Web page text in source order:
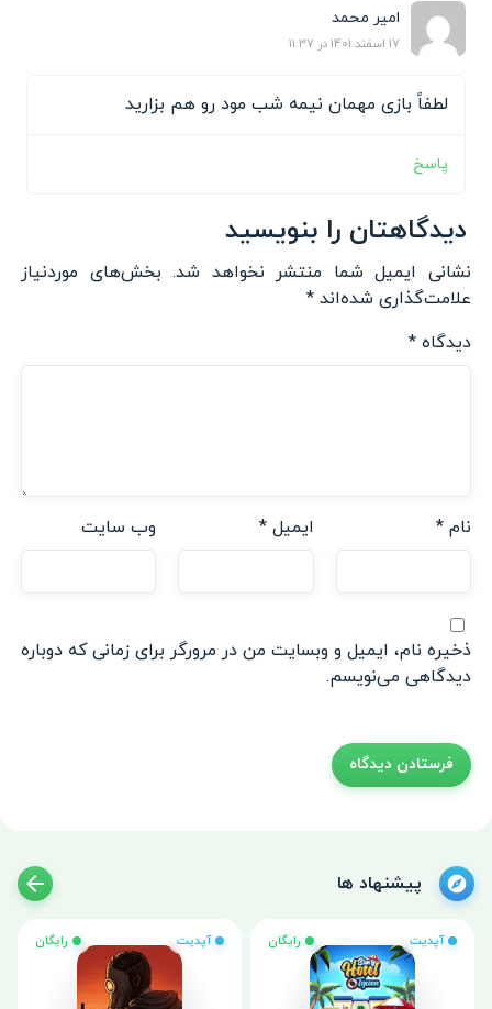
امیر محمد
17 اسفند 1401 در 11:37
لطفاً بازی مهمان نیمه شب مود رو هم بزارید
پاسخ
دیدگاهتان را بنویسید
نشانی ایمیل شما منتشر نخواهد شد. بخش‌های موردنیاز
علامت‌گذاری شده‌اند *
دیدگاه *
نام * ایمیل* وب‌ سایت
ذخیره نام، ایمیل و وبسایت من در مرورگر برای زمانی که دوباره
دیدگاهی می‌نویسم.
پیشنهاد ها
آپدیت رایگان آپدیت رایگان